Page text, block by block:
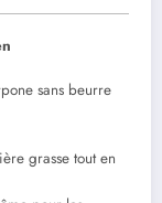
sans beurre
grasse tout en